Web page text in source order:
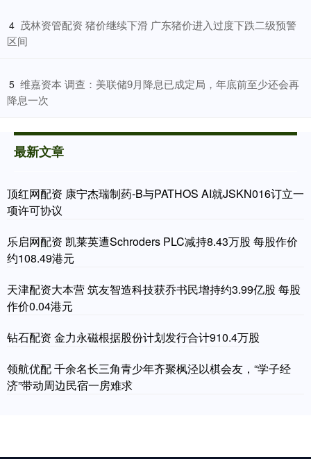
4 ​茂林资管配资 猪价继续下滑 广东猪价进入过度下跌二级预警
区间
5 ​维嘉资本 调查：美联储9月降息已成定局，年底前至少还会再
降息一次
最新文章
顶红网配资 康宁杰瑞制药-B与PATHOS AI就JSKN016订立一
项许可协议
乐启网配资 凯莱英遭Schroders PLC减持8.43万股 每股作价
约108.49港元
天津配资大本营 筑友智造科技获乔书民增持约3.99亿股 每股
作价0.04港元
钻石配资 金力永磁根据股份计划发行合计910.4万股
领航优配 千余名长三角青少年齐聚枫泾以棋会友，“学子经
济”带动周边民宿一房难求